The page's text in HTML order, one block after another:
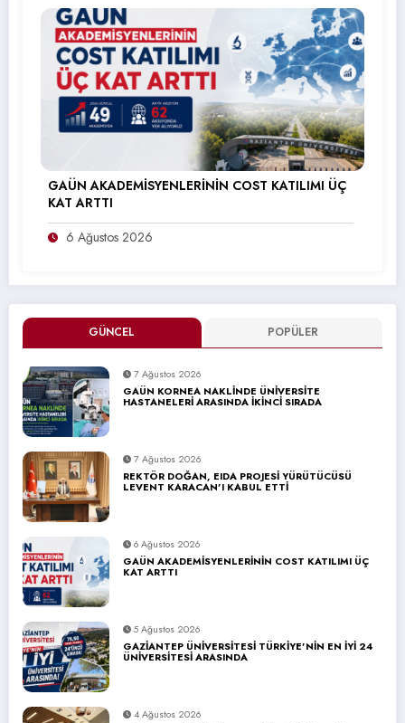
GÜNCEL POPÜLER
7 Ağustos 2026
GAÜN KORNEA NAKLİNDE ÜNİVERSİTE
HASTANELERİ ARASINDA İKİNCİ SIRADA
7 Ağustos 2026
REKTÖR DOĞAN, EIDA PROJESİ YÜRÜTÜCÜSÜ
LEVENT KARACAN’I KABUL ETTİ
6 Ağustos 2026
GAÜN AKADEMİSYENLERİNİN COST KATILIMI ÜÇ
KAT ARTTI
5 Ağustos 2026
GAZİANTEP ÜNİVERSİTESİ TÜRKİYE’NİN EN İYİ 24
ÜNİVERSİTESİ ARASINDA
4 Ağustos 2026
GAÜN AKADEMİSYENLERİNİN COST KATILIMI ÜÇ
KAT ARTTI
6 Ağustos 2026